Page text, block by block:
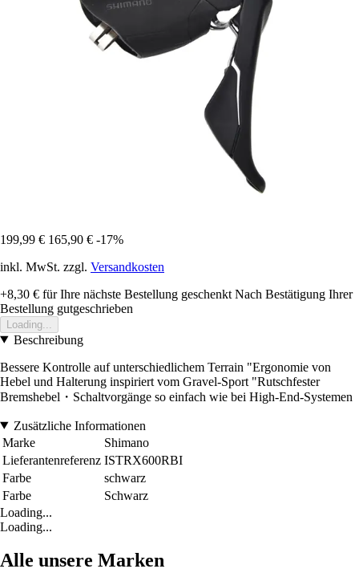
199,99 € 165,90 € -17%
inkl. MwSt. zzgl. Versandkosten
+8,30 € für Ihre nächste Bestellung geschenkt Nach Bestätigung Ihrer
Bestellung gutgeschrieben
Loading...
Beschreibung
Bessere Kontrolle auf unterschiedlichem Terrain "Ergonomie von
Hebel und Halterung inspiriert vom Gravel-Sport "Rutschfester
Bremshebel・Schaltvorgänge so einfach wie bei High-End-Systemen
Zusätzliche Informationen
Marke
Shimano
Lieferantenreferenz ISTRX600RBI
Farbe
schwarz
Farbe
Schwarz
Loading...
Loading...
Alle unsere Marken